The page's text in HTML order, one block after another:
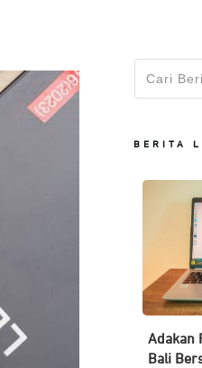
BERITA
Adakan
Bali